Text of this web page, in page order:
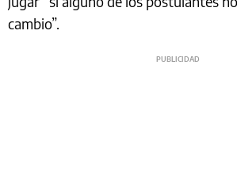
cambio”.